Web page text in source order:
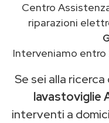
Centro
riparazioni
Interveniamo
Se sei alla
lavastoviglie
interventi a